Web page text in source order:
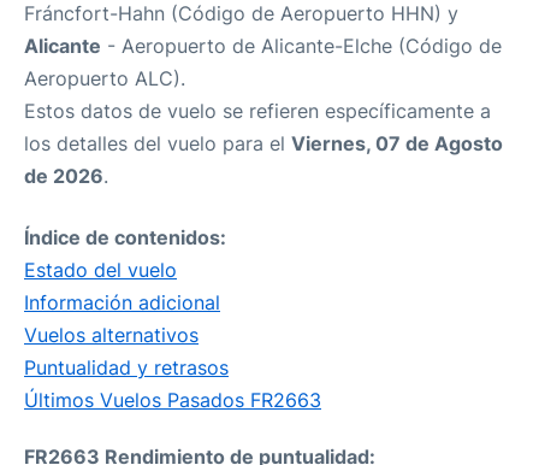
Fráncfort-Hahn (Código de Aeropuerto HHN) y
Alicante - Aeropuerto de Alicante-Elche (Código de
Aeropuerto ALC).
Estos datos de vuelo se refieren específicamente a
los detalles del vuelo para el Viernes, 07 de Agosto
de 2026.
Índice de contenidos:
Estado del vuelo
Información adicional
Vuelos alternativos
Puntualidad y retrasos
Últimos Vuelos Pasados FR2663
FR2663 Rendimiento de puntualidad: